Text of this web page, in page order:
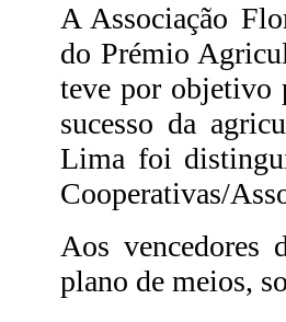
A Associação
do Prémio
teve por objetivo
sucesso da
Lima foi
Cooperativas/
Aos vencedores
plano de meios,